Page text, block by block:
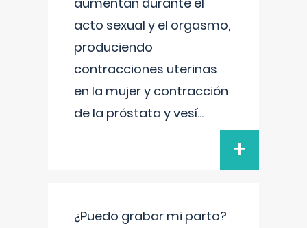
acto sexual y el orgasmo,
produciendo
contracciones uterinas
en la mujer y contracción
de la próstata y vesí...
+
¿Puedo grabar mi parto?